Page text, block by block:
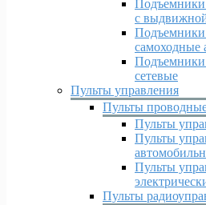
с
самоходные
сетевые
Пульты управления
Пульты
Пульты
Пульты
Пульты
Пульты